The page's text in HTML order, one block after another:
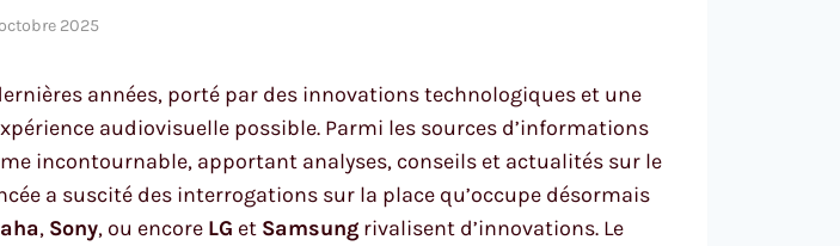
2025
années, porté par des innovations technologiques et une
audiovisuelle possible. Parmi les sources d’informations
incontournable, apportant analyses, conseils et actualités sur le
a suscité des interrogations sur la place qu’occupe désormais
, Sony, ou encore LG et Samsung rivalisent d’innovations. Le